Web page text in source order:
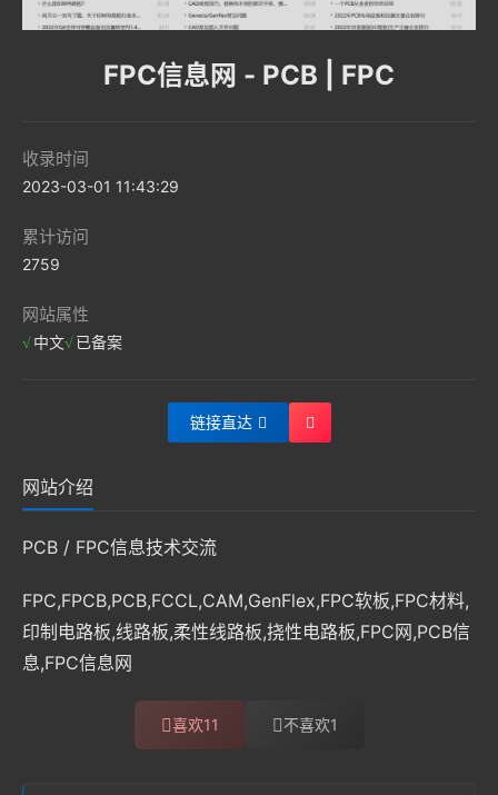
FPC信息网 - PCB | FPC
收录时间
2023-03-01 11:43:29
累计访问
2759
网站属性
中文 已备案
链接直达
网站介绍
PCB / FPC信息技术交流
FPC,FPCB,PCB,FCCL,CAM,GenFlex,FPC软板,FPC材料,
印制电路板,线路板,柔性线路板,挠性电路板,FPC网,PCB信
息,FPC信息网
喜欢11 不喜欢1